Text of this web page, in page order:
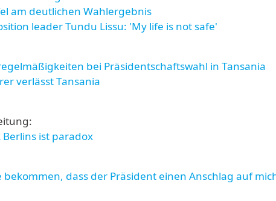
am deutlichen Wahlergebnis
leader Tundu Lissu: 'My life is not safe'
bei Präsidentschaftswahl in Tansania
verlässt Tansania
ist paradox
bekommen, dass der Präsident einen Anschlag auf